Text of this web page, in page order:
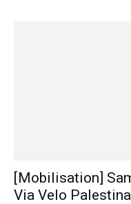
[Mobilisation]
Via Velo Palestina